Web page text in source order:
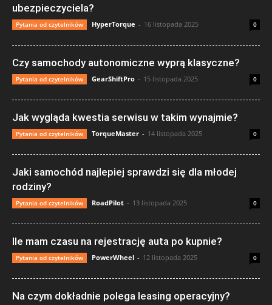
ubezpieczyciela?
Pytania od czytelników HyperTorque - 16 listopada 2025 0
Czy samochody autonomiczne wyprą klasyczne?
Pytania od czytelników GearShiftPro - 15 listopada 2025 0
Jak wygląda kwestia serwisu w takim wynajmie?
Pytania od czytelników TorqueMaster - 14 listopada 2025 0
Jaki samochód najlepiej sprawdzi się dla młodej
rodziny?
Pytania od czytelników RoadPilot - 13 listopada 2025 0
Ile mam czasu na rejestrację auta po kupnie?
Pytania od czytelników PowerWheel - 12 listopada 2025 0
Na czym dokładnie polega leasing operacyjny?